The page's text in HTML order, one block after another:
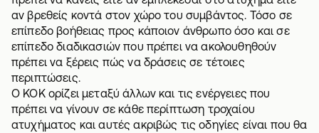
αν βρεθείς κοντά στον χώρο του συμβάντος. Τόσο σε
επίπεδο βοήθειας προς κάποιον άνθρωπο όσο και σε
επίπεδο διαδικασιών που πρέπει να ακολουθηθούν
πρέπει να ξέρεις πώς να δράσεις σε τέτοιες
περιπτώσεις.
Ο ΚΟΚ ορίζει μεταξύ άλλων και τις ενέργειες που
πρέπει να γίνουν σε κάθε περίπτωση τροχαίου
ατυχήματος και αυτές ακριβώς τις οδηγίες είναι που θα